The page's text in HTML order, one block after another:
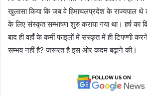
खुलासा किया कि जब वे हिमाचलप्रदेश के राज्यपाल थे
के लिए संस्कृत सम्भाषण शुरु कराया गया था। हर्ष का
बाद ही वहाँ के कर्मी फाइलों में संस्कृत में ही टिपण्णी
सम्भव नहीं है? जरूरत है इस ओर कदम बढ़ाने की।